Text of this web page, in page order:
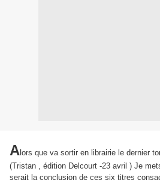
Alors que va sortir en librairie le dernier
(Tristan , édition Delcourt -23 avril ) Je
serait la conclusion de ces six titres